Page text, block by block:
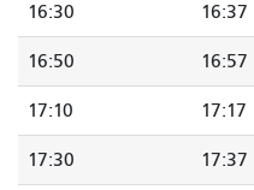
16:30 16:37
16:50 16:57
17:10 17:17
17:30 17:37